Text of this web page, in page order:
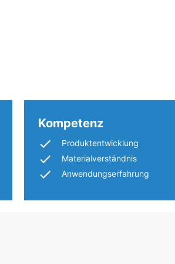
Kompetenz
Produktentwicklung
Materialverständnis
Anwendungserfahrung